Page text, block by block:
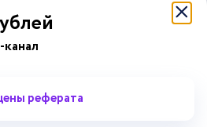
сети
Последние статьи
реферата